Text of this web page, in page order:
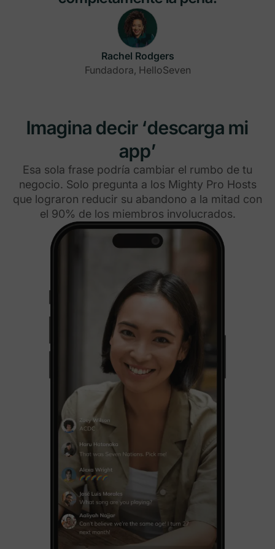
Rachel Rodgers
Fundadora, HelloSeven
Imagina decir ‘descarga mi
app’
Esa sola frase podría cambiar el rumbo de tu
negocio. Solo pregunta a los Mighty Pro Hosts
que lograron reducir su abandono a la mitad con
el 90% de los miembros involucrados.